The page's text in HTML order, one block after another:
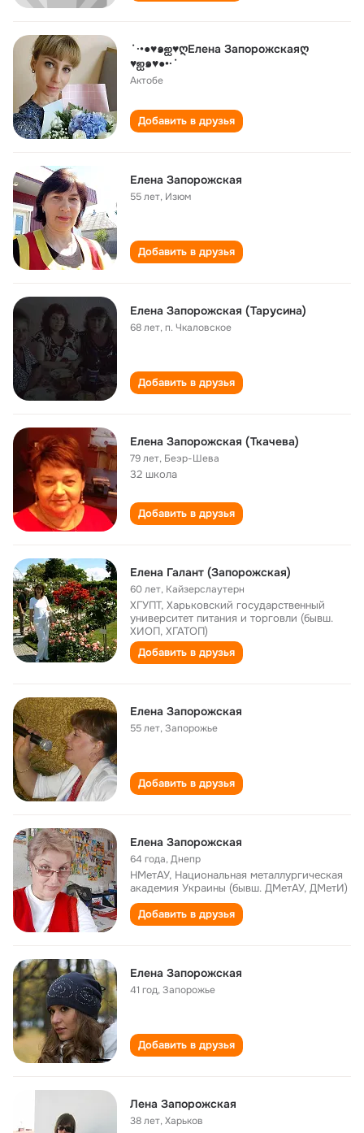
˙·•●♥๑ஐ♥ღЕлена Запорожскаяღ
♥ஐ๑♥●•·˙
Актобе
Добавить в друзья
Елена Запорожская
55 лет, Изюм
Добавить в друзья
Елена Запорожская (Тарусина)
68 лет,п. Чкаловское
Добавить в друзья
Елена Запорожская (Ткачева)
79 лет, Беэр-Шева
32 школа
Добавить в друзья
Eлена Галант (Запорожская)
60 лет, Кайзерслаутерн
ХГУПТ, Харьковский государственный
университет питания и торговли (бывш.
ХИОП, ХГАТОП)
Добавить в друзья
Елена Запорожская
55 лет,Запорожье
Добавить в друзья
Елена Запорожская
64 года,Днепр
НМетАУ, Национальная металлургическая
академия Украины (бывш. ДМетАУ, ДМетИ)
Добавить в друзья
Елена Запорожская
41 год,Запорожье
Добавить в друзья
Лена Запорожская
38 лет,Харьков